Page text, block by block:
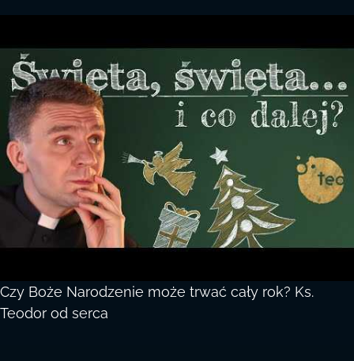
Czy Boże Narodzenie może trwać cały rok? Ks.
Teodor od serca